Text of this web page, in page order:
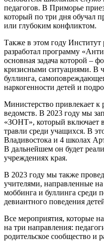
педагогов. В Приморье
который по три дня обучал
или глубоким конфликтом.
Также в этом году Институт
разработал программу
основная задача которой –
кризисными ситуациями. В
буллинга,
наркогенности детей и
Министерство привлекает к
ведомств. В 2023 году мы
«ЗОНТ», который включает
травли среди учащихся. В
Владивостока и 4 школах
В дальнейшем он будет
учреждениях края.
В 2023 году мы также
учителями, направленные
моббинга и буллинга среди
девиантного поведения
Все мероприятия, которые
на три направления:
родительское сообщество и